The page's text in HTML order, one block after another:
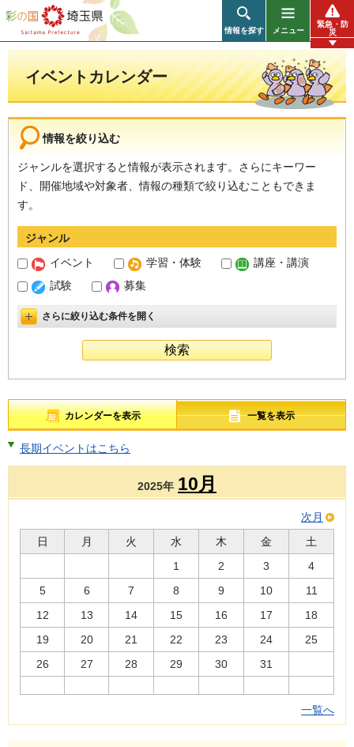
彩の国 埼玉県
情報を探す メニュー
緊急・防
災
イベントカレンダー
情報を絞り込む
ジャンルを選択すると情報が表示されます。さらにキーワー
ド、開催地域や対象者、情報の種類で絞り込むこともできま
す。
ジャンル
イベント
学習・体験
講座・講演
試験
募集
詳細設定を開く
さらに絞り込む条件を開く
カレンダーを表示 一覧を表示
長期イベントはこちら
2025年 10月
次月
日
月 火 水 木 金
土
1
2 3
4
5
6 7 8 9 10
11
12
13 14 15 16 17
18
19
20 21 22 23 24
25
26
27 28 29 30 31
一覧へ